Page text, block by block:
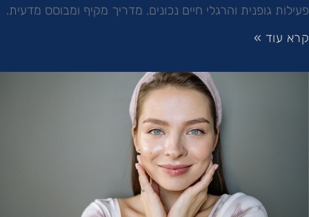
פעילות גופנית והרגלי חיים נכונים. מדריך מקיף ומבוסס מדעית.
קרא עוד »